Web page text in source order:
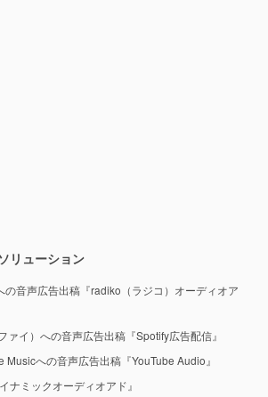
リューション
の音声広告出稿『radiko（ラジコ）オーディオア
ァイ）への音声広告出稿『Spotify広告配信』
Musicへの音声広告出稿『YouTube Audio』
ナミックオーディオアド』